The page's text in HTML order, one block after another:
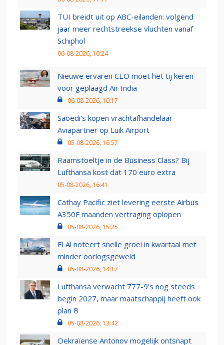
TUI breidt uit op ABC-eilanden: volgend
jaar meer rechtstreekse vluchten vanaf
Schiphol
06-08-2026, 10:24
Nieuwe ervaren CEO moet het tij keren
voor geplaagd Air India
06-08-2026, 10:17
Saoedi’s kopen vrachtafhandelaar
Aviapartner op Luik Airport
05-08-2026, 16:57
Raamstoeltje in de Business Class? Bij
Lufthansa kost dat 170 euro extra
05-08-2026, 16:41
Cathay Pacific ziet levering eerste Airbus
A350F maanden vertraging oplopen
05-08-2026, 15:25
El Al noteert snelle groei in kwartaal met
minder oorlogsgeweld
05-08-2026, 14:17
Lufthansa verwacht 777-9’s nog steeds
begin 2027, maar maatschappij heeft ook
plan B
05-08-2026, 13:42
Oekraïense Antonov mogelijk ontsnapt